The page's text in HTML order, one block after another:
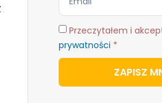
Przeczytałem i
prywatności *
ZAPISZ